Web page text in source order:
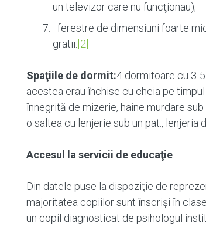
un televizor care nu funcţionau);
ferestre de dimensiuni foarte
gratii. [2]
Spaţiile de dormit:4 dormitoare cu 3-
acestea erau închise cu cheia pe
înnegrită de mizerie, haine murdare
o saltea cu lenjerie sub un pat., lenjeria
Accesul la servicii de educaţie:
Din datele puse la dispoziţie de
majoritatea copiilor sunt înscrişi în
un copil diagnosticat de psihologul